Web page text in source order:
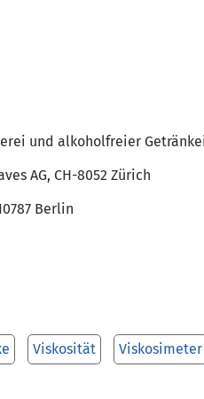
und alkoholfreier
AG, CH-8052 Zürich
Berlin
Viskosität Viskosimeter